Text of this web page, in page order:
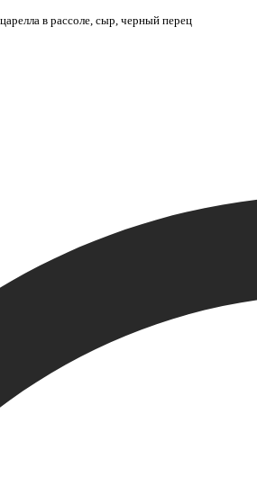
в рассоле, cыр, черный перец